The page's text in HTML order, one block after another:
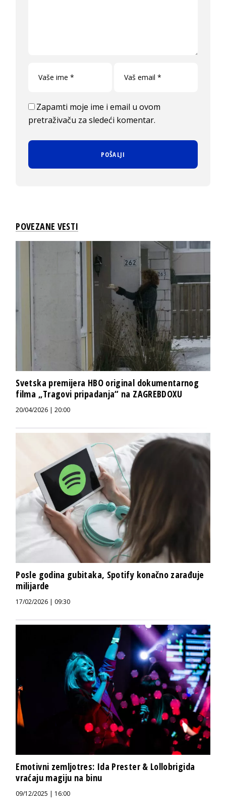
Zapamti moje ime i email u ovom
pretraživaču za sledeći komentar.
POVEZANE VESTI
Svetska premijera HBO original dokumentarnog
filma „Tragovi pripadanja“ na ZAGREBDOXU
20/04/2026 | 20:00
Posle godina gubitaka, Spotify konačno zarađuje
milijarde
17/02/2026 | 09:30
Emotivni zemljotres: Ida Prester & Lollobrigida
vraćaju magiju na binu
09/12/2025 | 16:00